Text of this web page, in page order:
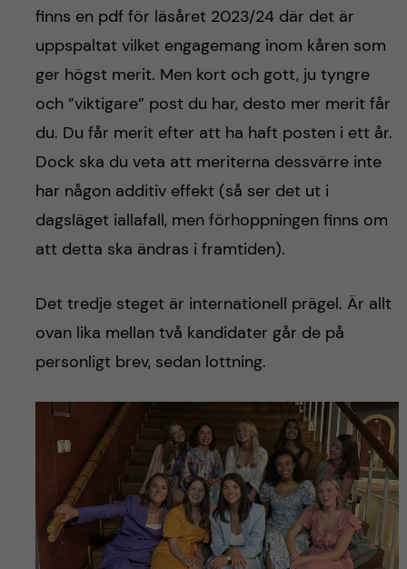
finns en pdf för läsåret 2023/24 där det är
uppspaltat vilket engagemang inom kåren som
ger högst merit. Men kort och gott, ju tyngre
och ”viktigare” post du har, desto mer merit får
du. Du får merit efter att ha haft posten i ett år.
Dock ska du veta att meriterna dessvärre inte
har någon additiv effekt (så ser det ut i
dagsläget iallafall, men förhoppningen finns om
att detta ska ändras i framtiden).
Det tredje steget är internationell prägel. Är allt
ovan lika mellan två kandidater går de på
personligt brev, sedan lottning.